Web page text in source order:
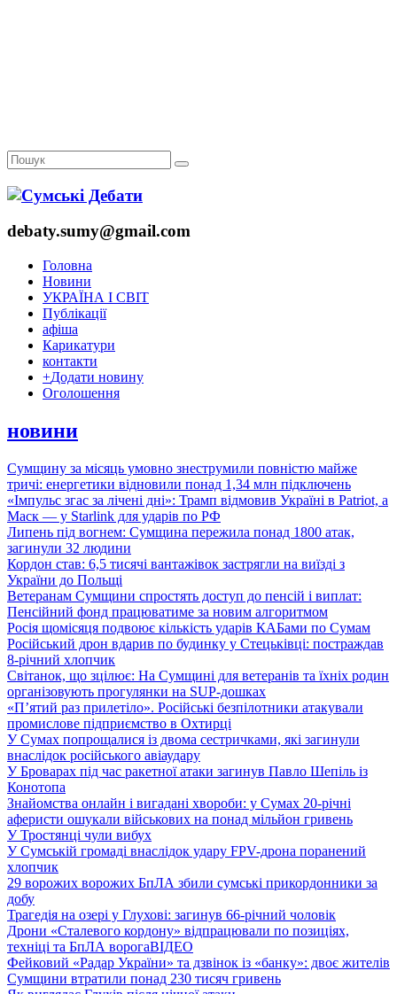
debaty.sumy@gmail.com
Головна
Новини
УКРАЇНА І СВІТ
Публікації
афіша
Карикатури
контакти
+Додати новину
Оголошення
новини
Сумщину за місяць умовно знеструмили повністю майже
тричі: енергетики відновили понад 1,34 млн підключень
«Імпульс згас за лічені дні»: Трамп відмовив Україні в Patriot, а
Маск — у Starlink для ударів по РФ
Липень під вогнем: Сумщина пережила понад 1800 атак,
загинули 32 людини
Кордон став: 6,5 тисячі вантажівок застрягли на виїзді з
України до Польщі
Ветеранам Сумщини спростять доступ до пенсій і виплат:
Пенсійний фонд працюватиме за новим алгоритмом
Росія щомісяця подвоює кількість ударів КАБами по Сумам
Російський дрон вдарив по будинку у Стецьківці: постраждав
8-річний хлопчик
Світанок, що зцілює: На Сумщині для ветеранів та їхніх родин
організовують прогулянки на SUP-дошках
«П’ятий раз прилетіло». Російські безпілотники атакували
промислове підприємство в Охтирці
У Сумах попрощалися із двома сестричками, які загинули
внаслідок російського авіаудару
У Броварах під час ракетної атаки загинув Павло Шепіль із
Конотопа
Знайомства онлайн і вигадані хвороби: у Сумах 20-річні
аферисти ошукали військових на понад мільйон гривень
У Тростянці чули вибух
У Сумській громаді внаслідок удару FPV-дрона поранений
хлопчик
29 ворожих ворожих БпЛА збили сумські прикордонники за
добу
Трагедія на озері у Глухові: загинув 66-річний чоловік
Дрони «Сталевого кордону» відпрацювали по позиціях,
техніці та БпЛА ворогаВІДЕО
Фейковий «Радар України» та дзвінок із «банку»: двоє жителів
Сумщини втратили понад 230 тисяч гривень